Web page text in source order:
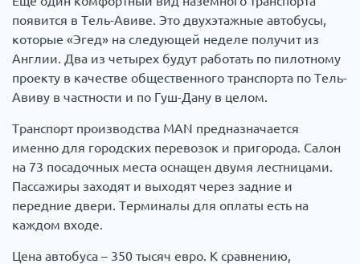
появится в Тель-Авиве. Это двухэтажные автобусы,
которые «Эгед» на следующей неделе получит из
Англии. Два из четырех будут работать по пилотному
проекту в качестве общественного транспорта по Тель-
Авиву в частности и по Гуш-Дану в целом.
Транспорт производства MAN предназначается
именно для городских перевозок и пригорода. Салон
на 73 посадочных места оснащен двумя лестницами.
Пассажиры заходят и выходят через задние и
передние двери. Терминалы для оплаты есть на
каждом входе.
Цена автобуса – 350 тысяч евро. К сравнению,